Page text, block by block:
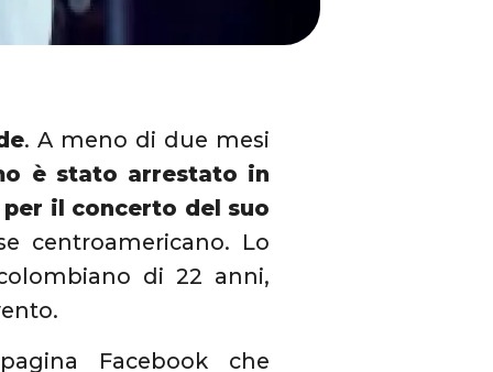
. A meno di due mesi
è stato arrestato in
il concerto del suo
centroamericano. Lo
di 22 anni,
Facebook che